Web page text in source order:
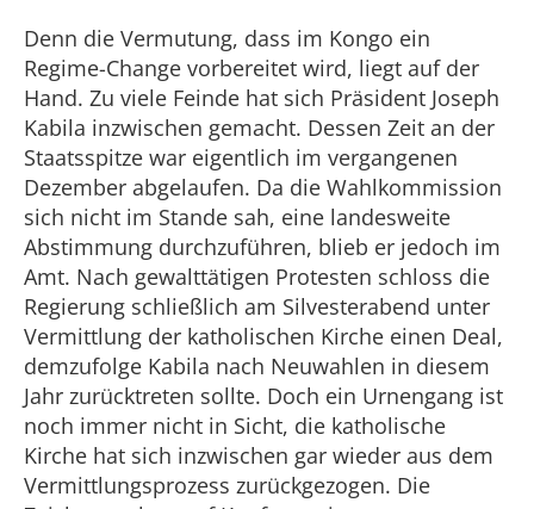
Denn die Vermutung, dass im Kongo ein
Regime-Change vorbereitet wird, liegt auf der
Hand. Zu viele Feinde hat sich Präsident Joseph
Kabila inzwischen gemacht. Dessen Zeit an der
Staatsspitze war eigentlich im vergangenen
Dezember abgelaufen. Da die Wahlkommission
sich nicht im Stande sah, eine landesweite
Abstimmung durchzuführen, blieb er jedoch im
Amt. Nach gewalttätigen Protesten schloss die
Regierung schließlich am Silvesterabend unter
Vermittlung der katholischen Kirche einen Deal,
demzufolge Kabila nach Neuwahlen in diesem
Jahr zurücktreten sollte. Doch ein Urnengang ist
noch immer nicht in Sicht, die katholische
Kirche hat sich inzwischen gar wieder aus dem
Vermittlungsprozess zurückgezogen. Die